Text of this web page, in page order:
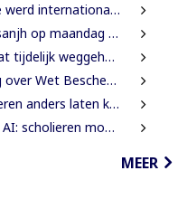
door zijn hiphouse muziek
september in Ziggo Dome
chaos rond Domineestraat
Woon- en Leefgebieden
naar Surinaamse houtsector
mondelinge examens doen
MEER